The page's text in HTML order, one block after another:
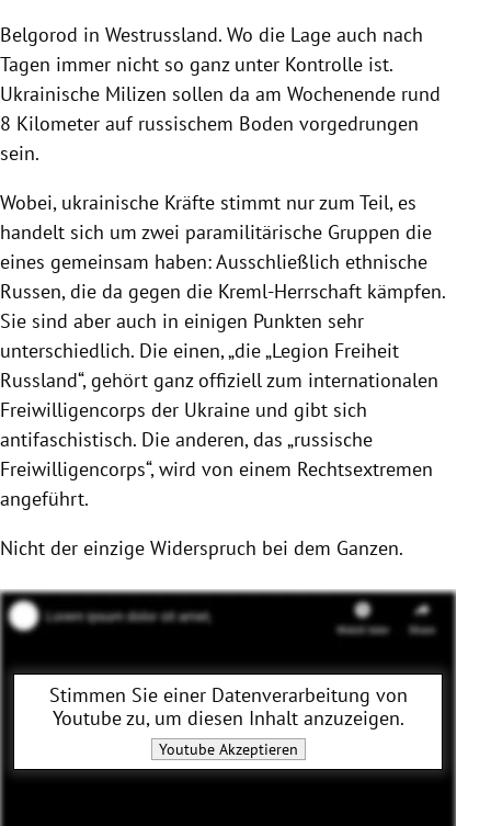
Belgorod in Westrussland. Wo die Lage auch nach
Tagen immer nicht so ganz unter Kontrolle ist.
Ukrainische Milizen sollen da am Wochenende rund
8 Kilometer auf russischem Boden vorgedrungen
sein.
Wobei, ukrainische Kräfte stimmt nur zum Teil, es
handelt sich um zwei paramilitärische Gruppen die
eines gemeinsam haben: Ausschließlich ethnische
Russen, die da gegen die Kreml-Herrschaft kämpfen.
Sie sind aber auch in einigen Punkten sehr
unterschiedlich. Die einen, „die „Legion Freiheit
Russland“, gehört ganz offiziell zum internationalen
Freiwilligencorps der Ukraine und gibt sich
antifaschistisch. Die anderen, das „russische
Freiwilligencorps“, wird von einem Rechtsextremen
angeführt.
Nicht der einzige Widerspruch bei dem Ganzen.
Stimmen Sie einer Datenverarbeitung von
Youtubezu, um diesen Inhalt anzuzeigen.
YoutubeAkzeptieren